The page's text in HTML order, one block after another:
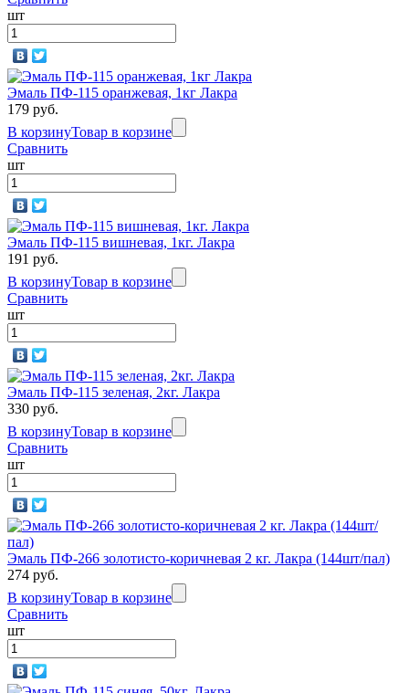
шт
Эмаль ПФ-115 оранжевая, 1кг Лакра
179 руб.
В корзинуТовар в корзине
Сравнить
шт
Эмаль ПФ-115 вишневая, 1кг. Лакра
191 руб.
В корзинуТовар в корзине
Сравнить
шт
Эмаль ПФ-115 зеленая, 2кг. Лакра
330 руб.
В корзинуТовар в корзине
Сравнить
шт
Эмаль ПФ-266 золотисто-коричневая 2 кг. Лакра (144шт/пал)
274 руб.
В корзинуТовар в корзине
Сравнить
шт